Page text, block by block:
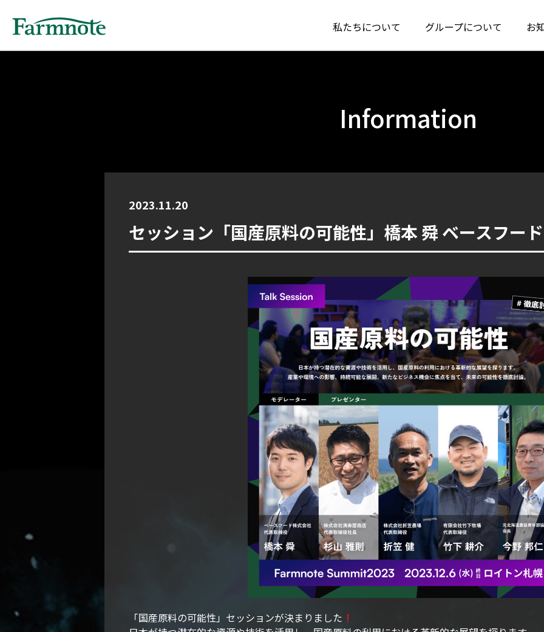
私たちについて グループについて お
Information
2023.11.20
セッション「国産原料の可能性」橋本 舜 ベースフー
「国産原料の可能性」セッションが決まりました